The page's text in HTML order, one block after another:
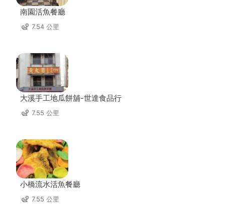
南園活魚餐廳
7.54 公里
大溪手工地瓜餅舖-世達食品行
7.55 公里
小橋流水活魚餐廳
7.55 公里